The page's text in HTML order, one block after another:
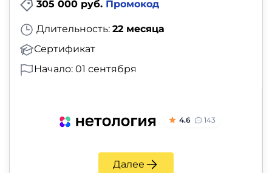
305 000 руб. Промокод
Длительность: 22 месяца
Сертификат
Начало: 01 сентября
4.6 143
Далее